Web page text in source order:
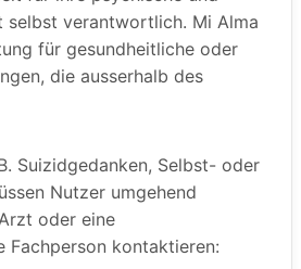
selbst verantwortlich. Mi Alma
für gesundheitliche oder
die ausserhalb des
Suizidgedanken, Selbst- oder
Nutzer umgehend
oder eine
Fachperson kontaktieren: